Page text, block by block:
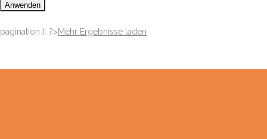
Anwenden
pagination ): ?>Mehr Ergebnisse laden